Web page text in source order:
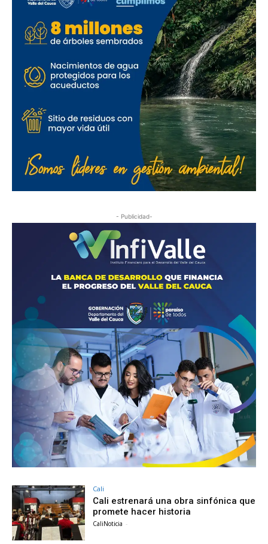
- Publicidad-
Cali
Cali estrenará una obra sinfónica que
promete hacer historia
CaliNoticia -